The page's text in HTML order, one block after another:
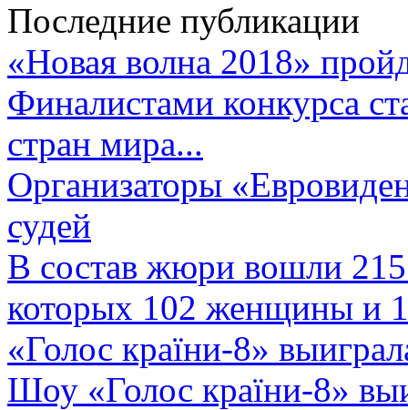
Последние публикации
«Новая волна 2018»
Финалистами конкурса
стран мира...
Организаторы
судей
В состав жюри вошли 215
которых 102 женщины и
«Голос країни-8»
Шоу «Голос країни-8»